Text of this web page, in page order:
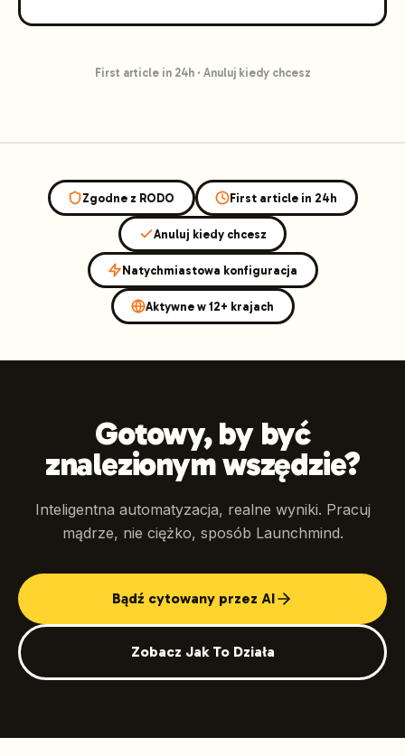
First article in 24h· Anuluj kiedy chcesz
Zgodne z RODO First article in 24h
Anuluj kiedy chcesz
Natychmiastowa konfiguracja
Aktywne w 12+ krajach
Gotowy, by być
znalezionym wszędzie?
Inteligentna automatyzacja, realne wyniki. Pracuj
mądrze, nie ciężko, sposób Launchmind.
Bądź cytowany przez AI
Zobacz Jak To Działa